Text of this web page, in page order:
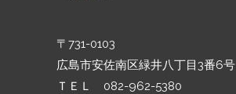
〒731-0103
広島市安佐南区緑井八丁目3番6号
ＴＥＬ 082-962-5380